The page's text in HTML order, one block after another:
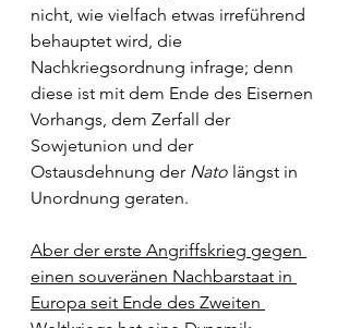
nicht, wie vielfach etwas irreführend
behauptet wird, die
Nachkriegsordnung infrage; denn
diese ist mit dem Ende des Eisernen
Vorhangs, dem Zerfall der
Sowjetunion und der
Ostausdehnung der Nato längst in
Unordnung geraten.
Aber der erste Angriffskrieg gegen
einen souveränen Nachbarstaat in
Europa seit Ende des Zweiten